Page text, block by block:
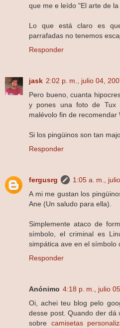
que me e leído "El arte de la
Lo que está claro es
parrafadas no tenemos
Responder
jask 2:02 p. m., julio 04,
Pero bueno, cuanta
y pones una foto de Tux
malévolo fin de recomendar
Si los pingüinos son tan
Responder
fergusrg
1:05 a. m.,
A mi me gustan los
Ane (Un saludo para ella).
Simplemente ataco de
símbolo, el criminal es
simpática ave en el símbolo
Responder
Anónimo 4:18 p. m., julio
Oi, achei teu blog pelo
desse post. Quando der dá
sobre camisetas